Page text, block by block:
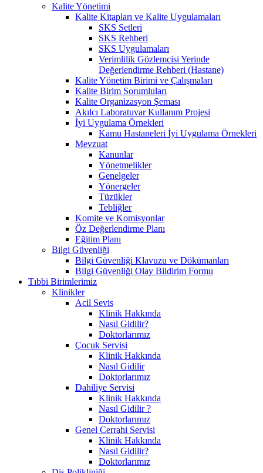
Kalite Yönetimi
Kalite Kitapları ve Kalite Uygulamaları
SKS Setleri
SKS Rehberi
SKS Uygulamaları
Verimlilik Gözlemcisi Yerinde
Değerlendirme Rehberi (Hastane)
Kalite Yönetim Birimi ve Çalışmaları
Kalite Birim Sorumluları
Kalite Organizasyon Şeması
Akılcı Laboratuvar Kullanım Projesi
İyi Uygulama Örnekleri
Kamu Hastaneleri İyi Uygulama Örnekleri
Mevzuat
Kanunlar
Yönetmelikler
Genelgeler
Yönergeler
Tüzükler
Tebliğler
Komite ve Komisyonlar
Öz Değerlendirme Planı
Eğitim Planı
Bilgi Güvenliği
Bilgi Güvenliği Klavuzu ve Dökümanları
Bilgi Güvenliği Olay Bildirim Formu
Tıbbi Birimlerimiz
Klinikler
Acil Sevis
Klinik Hakkında
Nasıl Gidilir?
Doktorlarımız
Çocuk Servisi
Klinik Hakkında
Nasıl Gidilir
Doktorlarımız
Dahiliye Servisi
Klinik Hakkında
Nasıl Gidilir ?
Doktorlarımız
Genel Cerrahi Servisi
Klinik Hakkında
Nasıl Gidilir?
Doktorlarımız